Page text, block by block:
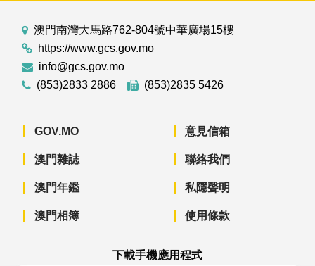
澳門南灣大馬路762-804號中華廣場15樓
https://www.gcs.gov.mo
info@gcs.gov.mo
(853)2833 2886
(853)2835 5426
GOV.MO
澳門雜誌
澳門年鑑
澳門相簿
意見信箱
聯絡我們
私隱聲明
使用條款
下載手機應用程式